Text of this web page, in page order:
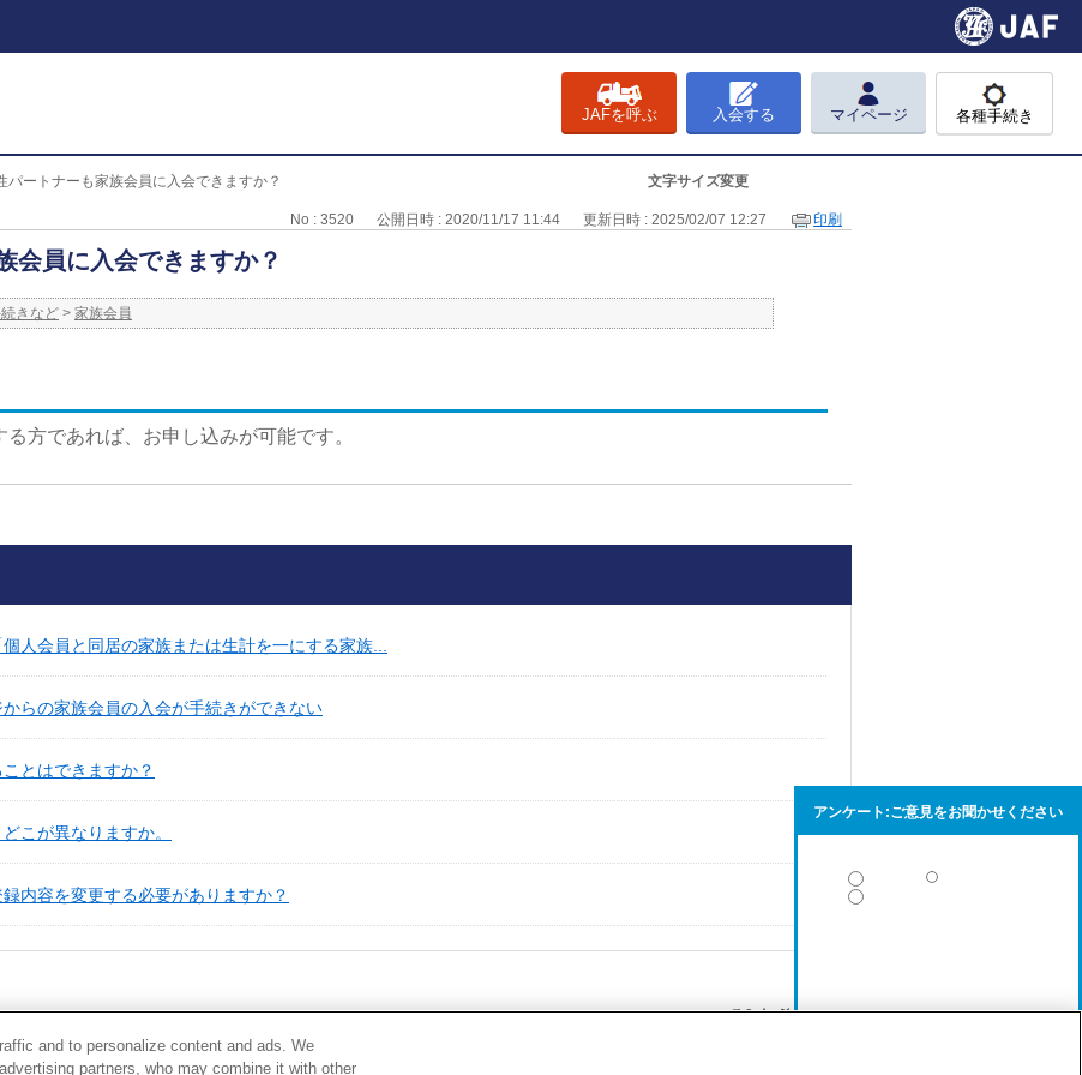
JAFを呼ぶ 入会する マイページ 各種手続き
文字サイズ変更
パートナーも家族会員に入会できますか？
No : 3520 公開日時 : 2020/11/17 11:44 更新日時 : 2025/02/07 12:27 印刷
会員に入会できますか？
きなど > 家族会員
方であれば、お申し込みが可能です。
人会員と同居の家族または生計を一にする家族...
らの家族会員の入会が手続きができない
とはできますか？
こが異なりますか。
内容を変更する必要がありますか？
アンケート:ご意見をお聞かせください
and to personalize content and ads. We
partners, who may combine it with other